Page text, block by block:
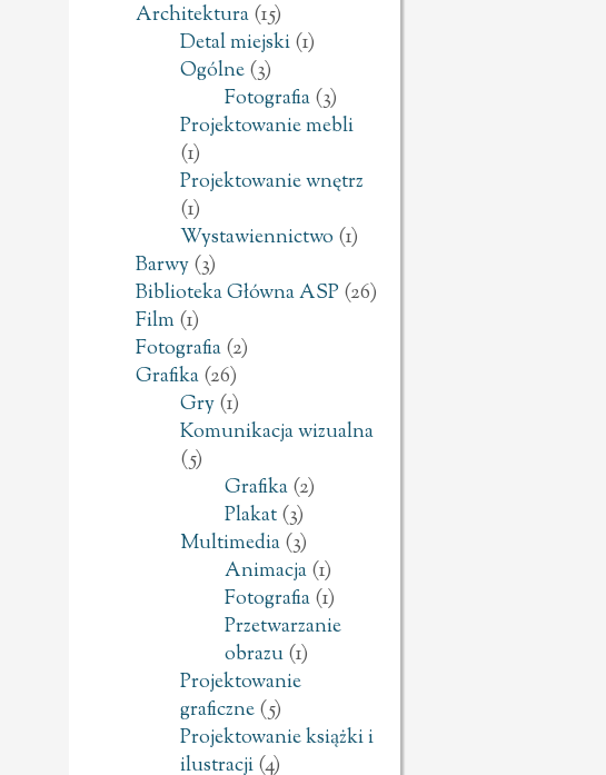
Architektura(15)
Detal miejski(1)
Ogólne(3)
Fotografia(3)
Projektowanie mebli
(1)
Projektowanie wnętrz
(1)
Wystawiennictwo (1)
Barwy(3)
Biblioteka Główna ASP (26)
Film (1)
Fotografia(2)
Grafika(26)
Gry(1)
Komunikacja wizualna
(5)
Grafika(2)
Plakat(3)
Multimedia(3)
Animacja(1)
Fotografia(1)
Przetwarzanie
obrazu(1)
Projektowanie
graficzne(5)
Projektowanie książki i
ilustracji(4)